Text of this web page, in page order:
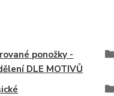
ponožky -
DLE MOTIVŮ